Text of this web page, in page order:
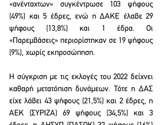
«ανένταχτων» συγκέντρωσε 103 ψήφους
(49%) και 5 έδρες, ενώ η ΔΑΚΕ έλαβε 29
ψήφους (13,8%) και 1 έδρα. Οι
«Παρεμβάσεις» περιορίστηκαν σε 19 ψήφους
(9%), χωρίς εκπροσώπηση.
Η σύγκριση με τις εκλογές του 2022 δείχνει
καθαρή μετατόπιση δυνάμεων. Τότε η ΔΑΣ
είχε λάβει 43 ψήφους (21,5%) και 2 έδρες, η
ΑΕΚ (ΣΥΡΙΖΑ) 69 ψήφους (34,5%) και 3